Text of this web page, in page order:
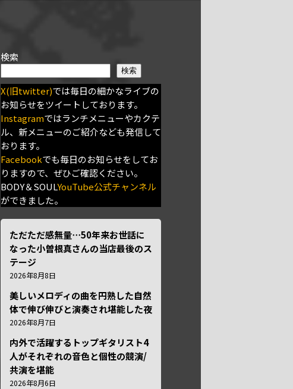
検索
検索
X(旧twitter)では毎日の細かなライブの
お知らせをツイートしております。
Instagramではランチメニューやカクテ
ル、新メニューのご紹介なども発信して
おります。
Facebookでも毎日のお知らせをしてお
りますので、ぜひご確認ください。
BODY＆SOULYouTube公式チャンネル
ができました。
ただただ感無量⋯50年来お世話に
なった小曽根真さんの当店最後のス
テージ
2026年8月8日
美しいメロディの曲を円熟した自然
体で伸び伸びと演奏され堪能した夜
2026年8月7日
内外で活躍するトップギタリスト4
人がそれぞれの音色と個性の競演/
共演を堪能
2026年8月6日